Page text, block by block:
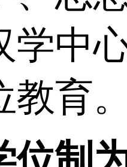
学中
教育